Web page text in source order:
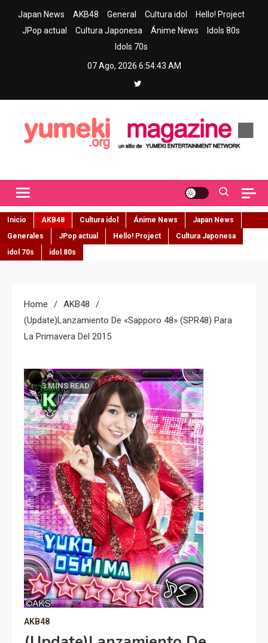
Japan News AKB48 General Cultura idol
Hello! Project
JPop actual
Cultura Japonesa Ánime News
Idols 80s
Idols 70s
07 Ago, 2026 6:54:44 AM
Inicio AKB48 Cultura idol Ánime News
Japan News
Generales
JPop actual Hello! Project
Cultura Japonesa
idol 70s
idol 80s
Home
AKB48
(Update)Lanzamiento De «Sapporo 48» (SPR48) Para
La Primavera Del 2015
3 MINS READ
AKB48